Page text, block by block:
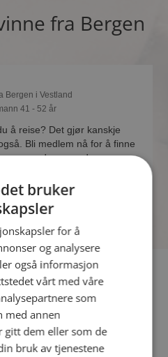
fra Bergen
Bergen i Vestland
41 - 52 år
å reise? Det gjør kanskje
Bli medlem nå for å finne
og mengder av andre
: Rita
bruker
for å
og analysere
også informasjon
vårt med våre
som
med annen
gitt dem eller som de
bruk av tjenestene